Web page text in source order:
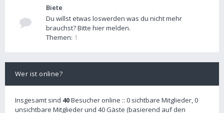
Biete
Du willst etwas loswerden was du nicht mehr
brauchst? Bitte hier melden.
Themen: 1
Wer ist online?
Insgesamt sind 40Besucher online :: 0 sichtbare Mitglieder, 0
unsichtbare Mitglieder und 40 Gäste (basierend auf den